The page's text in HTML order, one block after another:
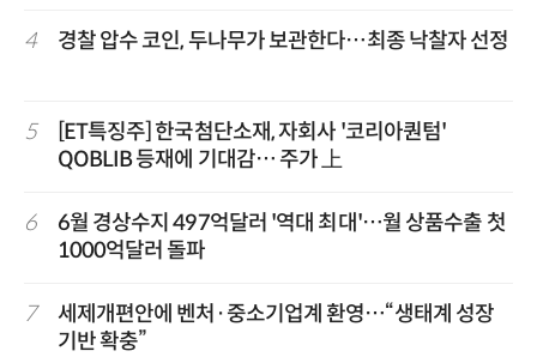
4 경찰 압수 코인, 두나무가 보관한다…최종 낙찰자 선정
5
[ET특징주] 한국첨단소재, 자회사 '코리아퀀텀'
QOBLIB 등재에 기대감… 주가 上
6
6월 경상수지 497억달러 '역대 최대'…월 상품수출 첫
1000억달러 돌파
7
세제개편안에 벤처·중소기업계 환영…“생태계 성장
기반 확충”